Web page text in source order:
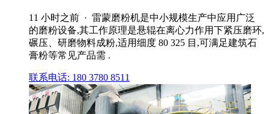
11 小时之前 · 雷蒙磨粉机是中小规模生产中应用广泛
的磨粉设备,其工作原理是悬辊在离心力作用下紧压磨环,
碾压、研磨物料成粉,适用细度 80 325 目,可满足建筑石
膏粉等常见产品需 .
联系电话: 180 3780 8511